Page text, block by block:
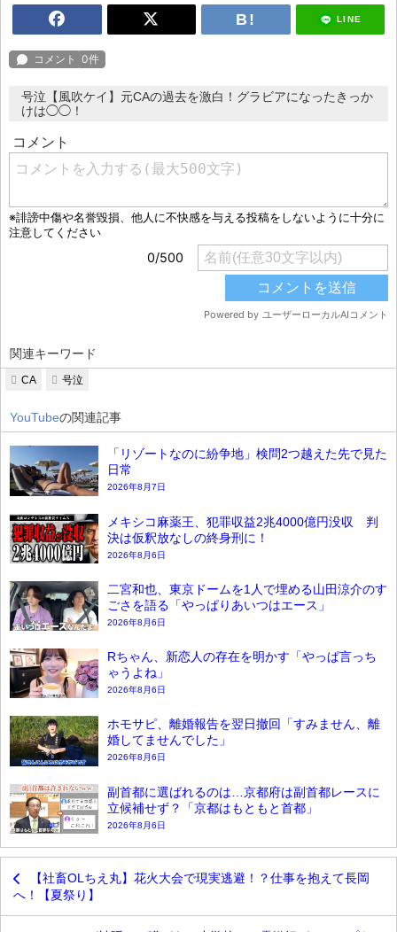
LINE
号泣【風吹ケイ】元CAの過去を激白！グラビアになったきっか
けは◯◯！
関連キーワード
CA 号泣
YouTubeの関連記事
「リゾートなのに紛争地」検問2つ越えた先で見た
日常
2026年8月7日
メキシコ麻薬王、犯罪収益2兆4000億円没収 判
決は仮釈放なしの終身刑に！
2026年8月6日
二宮和也、東京ドームを1人で埋める山田涼介のす
ごさを語る「やっぱりあいつはエース」
2026年8月6日
Rちゃん、新恋人の存在を明かす「やっぱ言っち
ゃうよね」
2026年8月6日
ホモサピ、離婚報告を翌日撤回「すみません、離
婚してませんでした」
2026年8月6日
副首都に選ばれるのは…京都府は副首都レースに
立候補せず？「京都はもともと首都」
2026年8月6日
【社畜OLちえ丸】花火大会で現実逃避！？仕事を抱えて長岡
へ！【夏祭り】